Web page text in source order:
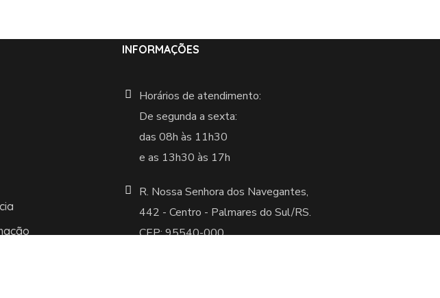
INFORMAÇÕES
Horários de atendimento:
De segunda a sexta:
das 08h às 11h30
e as 13h30 às 17h
R. Nossa Senhora dos Navegantes,
442 -Centro - Palmares do Sul/RS.
CEP: 95540-000